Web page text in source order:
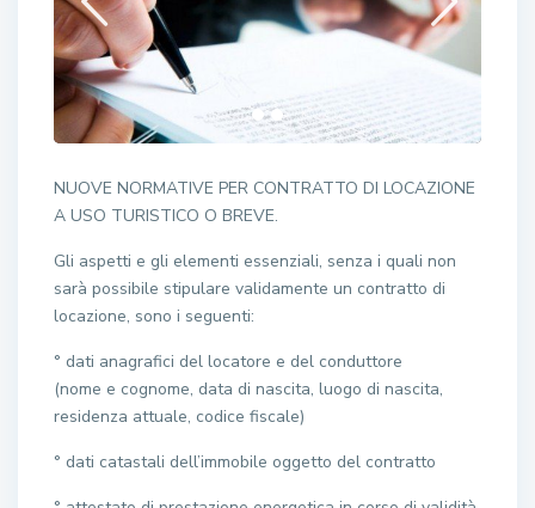
NUOVE NORMATIVE PER CONTRATTO DI LOCAZIONE
A USO TURISTICO O BREVE.
Gli aspetti e gli elementi essenziali, senza i quali non
sarà possibile stipulare validamente un contratto di
locazione, sono i seguenti:
° dati anagrafici del locatore e del conduttore
(nome e cognome, data di nascita, luogo di nascita,
residenza attuale, codice fiscale)
° dati catastali dell’immobile oggetto del contratto